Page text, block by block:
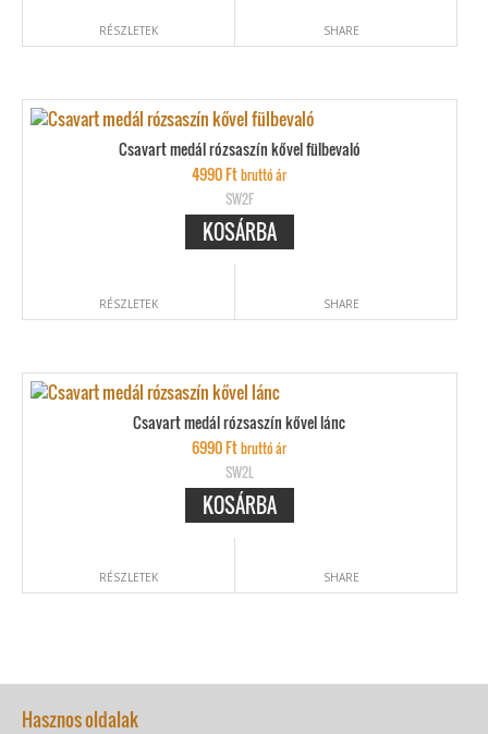
RÉSZLETEK SHARE
Csavart medál rózsaszín kővel fülbevaló
4990Ftbruttó ár
SW2F
KOSÁRBA
RÉSZLETEK SHARE
Csavart medál rózsaszín kővel lánc
6990Ftbruttó ár
SW2L
KOSÁRBA
RÉSZLETEK SHARE
Hasznos oldalak